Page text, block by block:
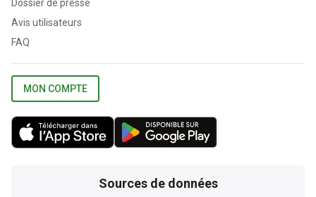
Dossier de presse
Avis utilisateurs
FAQ
MON COMPTE
Sources de données